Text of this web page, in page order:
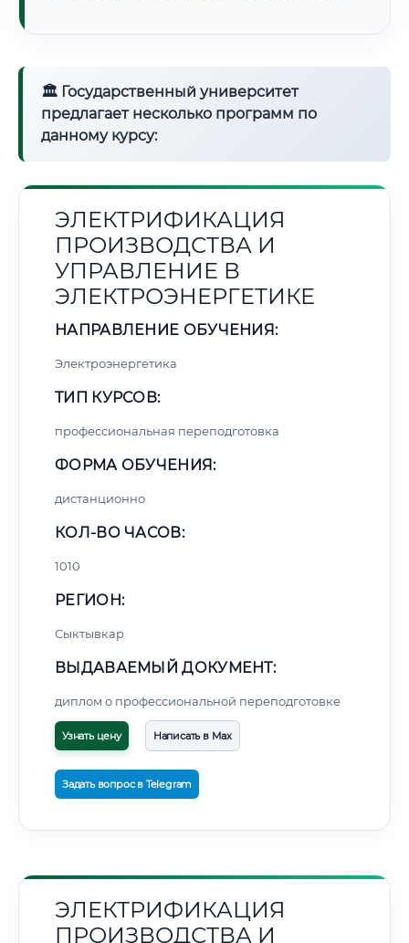
🏛 Государственный университет
предлагает несколько программ по
данному курсу:
ЭЛЕКТРИФИКАЦИЯ
ПРОИЗВОДСТВА И
УПРАВЛЕНИЕ В
ЭЛЕКТРОЭНЕРГЕТИКЕ
НАПРАВЛЕНИЕ ОБУЧЕНИЯ:
Электроэнергетика
ТИП КУРСОВ:
профессиональная переподготовка
ФОРМА ОБУЧЕНИЯ:
дистанционно
КОЛ-ВО ЧАСОВ:
1010
РЕГИОН:
Сыктывкар
ВЫДАВАЕМЫЙ ДОКУМЕНТ:
диплом о профессиональной переподготовке
Узнать цену Написать в Max
Задать вопрос в Telegram
ЭЛЕКТРИФИКАЦИЯ
ПРОИЗВОДСТВА И